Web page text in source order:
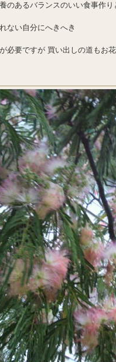
のあるバランスのいい食事作り
ない自分にへきへき
必要ですが 買い出しの道もお